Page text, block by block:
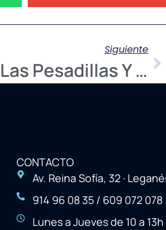
Siguiente
Beneficios De Las Pesadillas Y Cómo Afrontarlas
CONTACTO
Av. Reina Sofía, 32 ·
914 96 08 35 / 609 072 078
Lunes a Jueves de 10 a